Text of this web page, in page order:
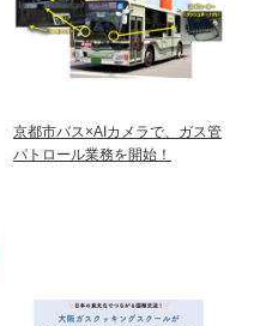
京都市バス×AIカメラで、ガス管
パトロール業務を開始！